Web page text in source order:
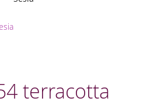
terracotta